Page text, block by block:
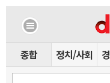
종합 정치/사회